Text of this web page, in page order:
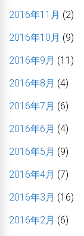
2016年11月 (2)
2016年10月 (9)
2016年9月 (11)
2016年8月 (4)
2016年7月 (6)
2016年6月 (4)
2016年5月 (9)
2016年4月 (7)
2016年3月 (16)
2016年2月 (6)